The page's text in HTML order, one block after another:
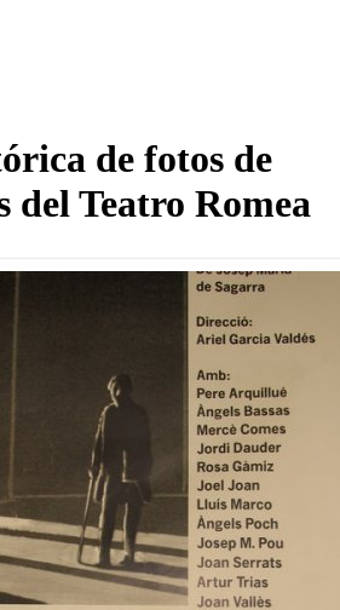
de fotos de
del Teatro Romea